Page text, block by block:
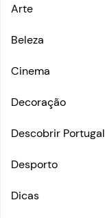
Arte
Beleza
Cinema
Decoração
Descobrir Portugal
Desporto
Dicas